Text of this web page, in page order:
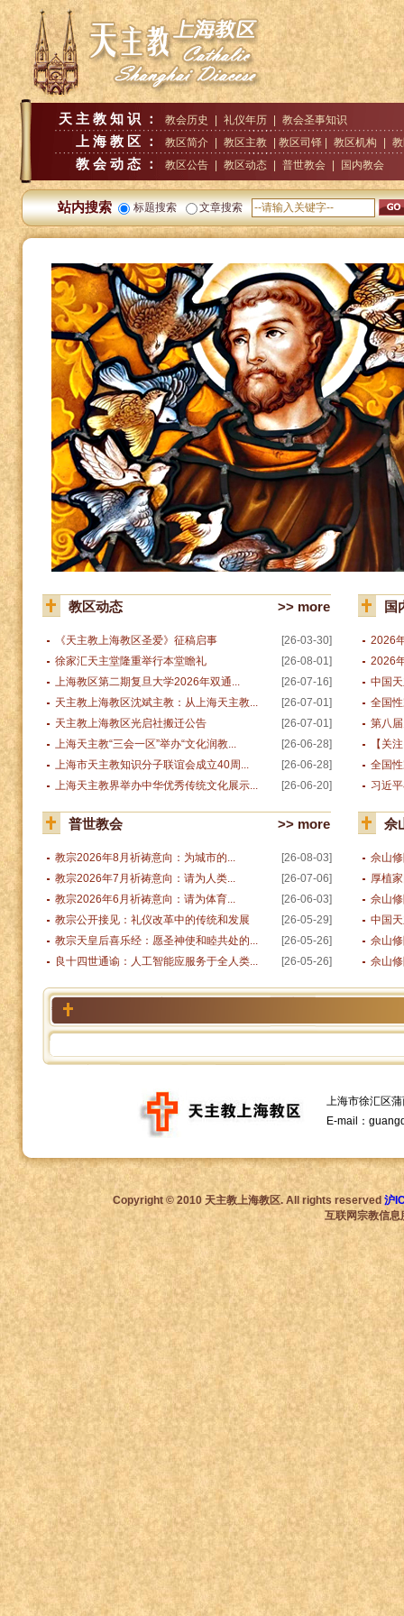
天主教知识： 教会历史 礼仪年历 教会圣事知识
上海教区： 教区简介 教区主教 | 教区司铎 | 教区机构
教会动态： 教区公告 教区动态 普世教会 国内教会
站内搜索 标题搜索 文章搜索
教区动态 >> more
《天主教上海教区圣爱》征稿启事
[26-03-30]
徐家汇天主堂隆重举行本堂瞻礼
[26-08-01]
上海教区第二期复旦大学2026年双通...
[26-07-16]
天主教上海教区沈斌主教：从上海天主教...
[26-07-01]
天主教上海教区光启社搬迁公告
[26-07-01]
上海天主教“三会一区”举办“文化润教...
[26-06-28]
上海市天主教知识分子联谊会成立40周...
[26-06-28]
上海天主教界举办中华优秀传统文化展示...
[26-06-20]
国
2026
2026
中国
全国
第八
【关
全国
习近
普世教会 >> more
教宗2026年8月祈祷意向：为城市的...
[26-08-03]
教宗2026年7月祈祷意向：请为人类...
[26-07-06]
教宗2026年6月祈祷意向：请为体育...
[26-06-03]
教宗公开接见：礼仪改革中的传统和发展
[26-05-29]
教宗天皇后喜乐经：愿圣神使和睦共处的...
[26-05-26]
良十四世通谕：人工智能应服务于全人类...
[26-05-26]
佘
佘山
厚植
佘山
中国
佘山
佘山
上海市徐汇区
E-mail：
Copyright © 2010 天主教上海教区. All rights reserved 沪
互联网宗教信息服